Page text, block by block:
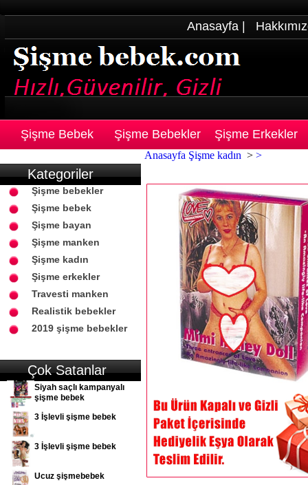
Anasayfa
Şişme Bebek Şişme Bebekler Şişme Erkekler
Kategoriler
Şişme bebekler
Şişme bebek
Şişme bayan
Şişme manken
Şişme kadın
Şişme erkekler
Travesti manken
Realistik bebekler
2019 şişme bebekler
Çok Satanlar
Siyah saçlı kampanyalı
şişme bebek
3 İşlevli şişme bebek
3 İşlevli şişme bebek
Ucuz şişmebebek
Anasayfa Şişme kadın > >